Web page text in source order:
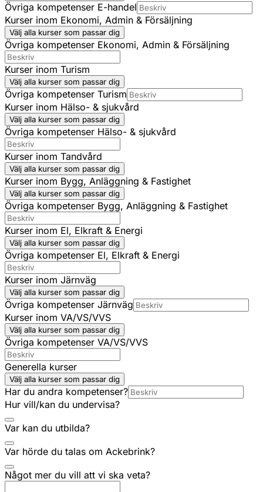
Övriga kompetenser E-handel
Kurser inom Ekonomi, Admin & Försäljning
Välj alla kurser som passar dig
Övriga kompetenser Ekonomi, Admin & Försäljning
Kurser inom Turism
Välj alla kurser som passar dig
Övriga kompetenser Turism
Kurser inom Hälso- & sjukvård
Välj alla kurser som passar dig
Övriga kompetenser Hälso- & sjukvård
Kurser inom Tandvård
Välj alla kurser som passar dig
Kurser inom Bygg, Anläggning & Fastighet
Välj alla kurser som passar dig
Övriga kompetenser Bygg, Anläggning & Fastighet
Kurser inom El, Elkraft & Energi
Välj alla kurser som passar dig
Övriga kompetenser El, Elkraft & Energi
Kurser inom Järnväg
Välj alla kurser som passar dig
Övriga kompetenser Järnväg
Kurser inom VA/VS/VVS
Välj alla kurser som passar dig
Övriga kompetenser VA/VS/VVS
Generella kurser
Välj alla kurser som passar dig
Har du andra kompetenser?
Hur vill/kan du undervisa?
Var kan du utbilda?
Var hörde du talas om Ackebrink?
Något mer du vill att vi ska veta?